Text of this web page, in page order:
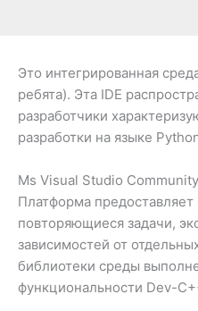
Это интегрированная
ребята). Эта IDE
разработчики
разработки на языке
Ms Visual Studio
Платформа
повторяющиеся задачи,
зависимостей от
библиотеки среды
функциональности Dev-